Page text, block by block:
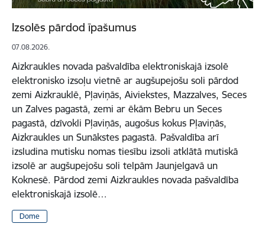
Izsolēs pārdod īpašumus
07.08.2026.
Aizkraukles novada pašvaldība elektroniskajā izsolē
elektronisko izsoļu vietnē ar augšupejošu soli pārdod
zemi Aizkrauklē, Pļaviņās, Aiviekstes, Mazzalves, Seces
un Zalves pagastā, zemi ar ēkām Bebru un Seces
pagastā, dzīvokli Pļaviņās, augošus kokus Pļaviņās,
Aizkraukles un Sunākstes pagastā. Pašvaldība arī
izsludina mutisku nomas tiesību izsoli atklātā mutiskā
izsolē ar augšupejošu soli telpām Jaunjelgavā un
Koknesē. Pārdod zemi Aizkraukles novada pašvaldība
elektroniskajā izsolē…
Dome